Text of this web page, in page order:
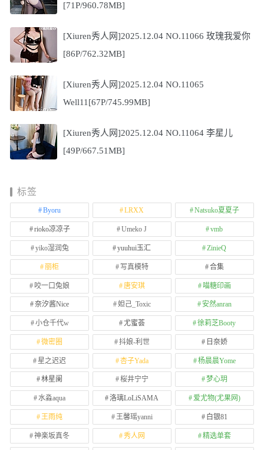
[71P/960.78MB]
[Xiuren秀人网]2025.12.04 NO.11066 玫瑰我爱你
[86P/762.32MB]
[Xiuren秀人网]2025.12.04 NO.11065
Well11[67P/745.99MB]
[Xiuren秀人网]2025.12.04 NO.11064 李星儿
[49P/667.51MB]
标签
Byoru LRXX Natsuko夏夏子
rioko凉凉子 Umeko J vmb
yiko湿润兔 yuuhui玉汇 ZinieQ
丽柜 写真模特 合集
咬一口兔娘 唐安琪 喵糖印画
奈汐酱Nice 妲己_Toxic 安然anran
小仓千代w 尤蜜荟 徐莉芝Booty
微密圈 抖娘-利世 日奈娇
星之迟迟 杏子Yada 杨晨晨Yome
林星阑 桜井宁宁 梦心玥
水淼aqua 洛璃LoLiSAMA 爱尤物(尤果网)
王雨纯 王馨瑶yanni 白银81
神楽坂真冬 秀人网 精选单套